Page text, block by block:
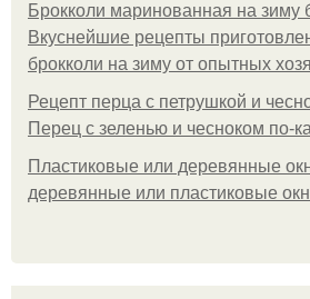
Брокколи маринованная на зиму
Вкуснейшие рецепты
брокколи на зиму от опытных
Рецепт перца с петрушкой и
Перец с зеленью и чесноком по-
Пластиковые или деревянные
деревянные или пластиковые